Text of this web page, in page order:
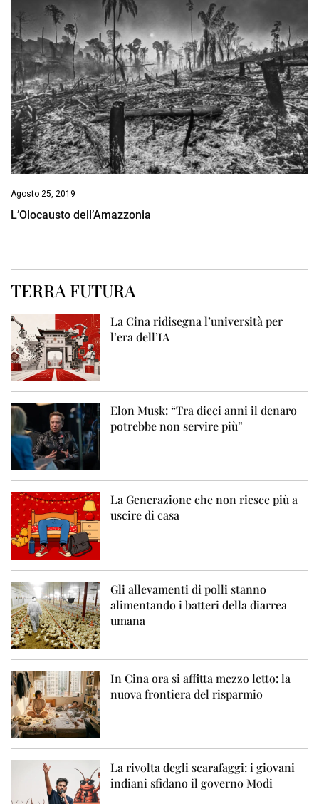
Agosto 25, 2019
L’Olocausto dell’Amazzonia
TERRA FUTURA
La Cina ridisegna l’università per
l’era dell’IA
Elon Musk: “Tra dieci anni il denaro
potrebbe non servire più”
La Generazione che non riesce più a
uscire di casa
Gli allevamenti di polli stanno
alimentando i batteri della diarrea
umana
In Cina ora si affitta mezzo letto: la
nuova frontiera del risparmio
La rivolta degli scarafaggi: i giovani
indiani sfidano il governo Modi